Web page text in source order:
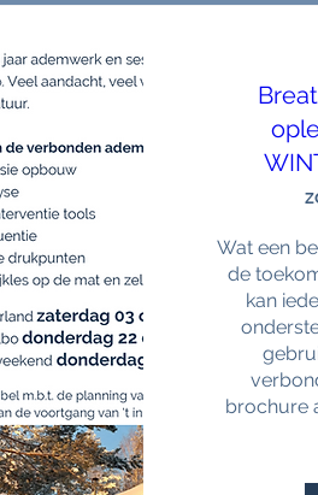
Wat een
de
kan
brochure